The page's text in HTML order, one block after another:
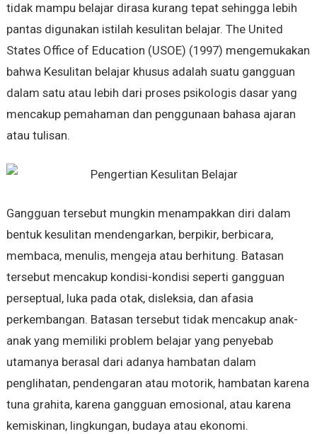
tidak mampu belajar dirasa kurang tepat sehingga lebih
pantas digunakan istilah kesulitan belajar. The United
States Office of Education (USOE) (1997) mengemukakan
bahwa Kesulitan belajar khusus adalah suatu gangguan
dalam satu atau lebih dari proses psikologis dasar yang
mencakup pemahaman dan penggunaan bahasa ajaran
atau tulisan.
Gangguan tersebut mungkin menampakkan diri dalam
bentuk kesulitan mendengarkan, berpikir, berbicara,
membaca, menulis, mengeja atau berhitung. Batasan
tersebut mencakup kondisi-kondisi seperti gangguan
perseptual, luka pada otak, disleksia, dan afasia
perkembangan. Batasan tersebut tidak mencakup anak-
anak yang memiliki problem belajar yang penyebab
utamanya berasal dari adanya hambatan dalam
penglihatan, pendengaran atau motorik, hambatan karena
tuna grahita, karena gangguan emosional, atau karena
kemiskinan, lingkungan, budaya atau ekonomi.